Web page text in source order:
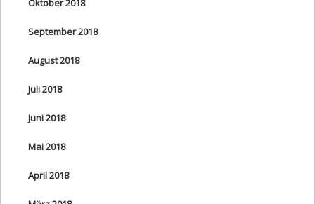
Oktober 2018
September 2018
August 2018
Juli 2018
Juni 2018
Mai 2018
April 2018